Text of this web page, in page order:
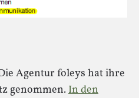
Agentur foleys hat ihre
genommen.In den